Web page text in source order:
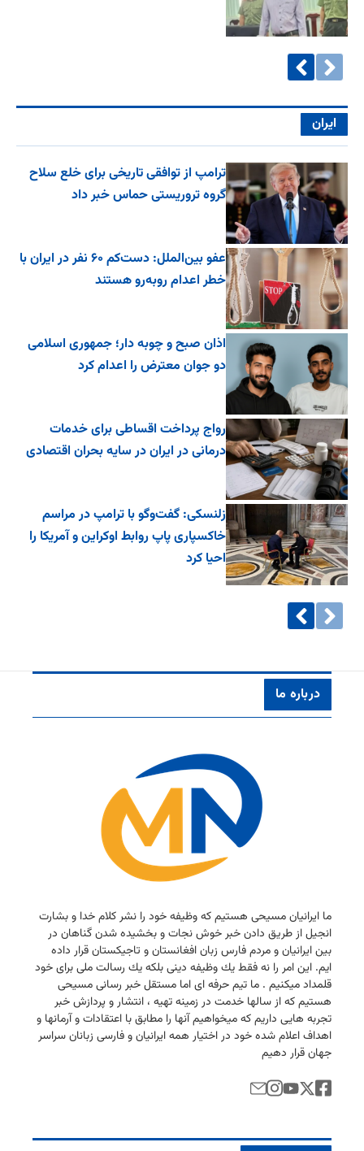
ایران
ترامپ از توافقی تاریخی برای خلع ‌سلاح
گروه تروریستی حماس خبر داد
عفو بین‌الملل: دست‌کم ۶۰ نفر در ایران با
خطر اعدام روبه‌رو هستند
اذان صبح و چوبه دار؛ جمهوری اسلامی
دو جوان معترض را اعدام کرد
رواج پرداخت اقساطی برای خدمات
درمانی در ایران در سایه بحران اقتصادی
زلنسکی: گفت‌وگو با ترامپ در مراسم
خاکسپاری پاپ روابط اوکراین و آمریکا را
احیا کرد
درباره ما
ما ایرانیان مسیحی هستیم كه وظیفه خود را نشر كلام خدا و بشارت
انجیل از طریق دادن خبر خوش نجات و بخشیده شدن گناهان در
بین ایرانیان و مردم فارس زبان افغانستان و تاجیكستان قرار داده
ایم. این امر را نه فقط یك وظیفه دینی بلكه یك رسالت ملی برای خود
قلمداد میكنیم . ما تیم حرفه ای اما مستقل خبر رسانی مسیحی
هستیم كه از سالها خدمت در زمینه تهیه ، انتشار و پردازش خبر
تجربه هایی داریم كه میخواهیم آنها را مطابق با اعتقادات و آرمانها و
اهداف اعلام شده خود در اختیار همه ایرانیان و فارسی زبانان سراسر
جهان قرار دهیم